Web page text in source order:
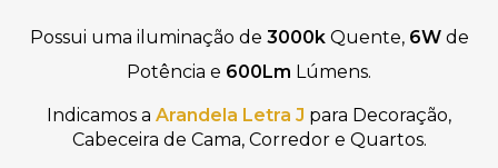
Possui uma iluminação de 3000k Quente, 6Wde
Potência e 600Lm Lúmens.
Indicamos a Arandela Letra J para Decoração,
Cabeceira de Cama, Corredor e Quartos.